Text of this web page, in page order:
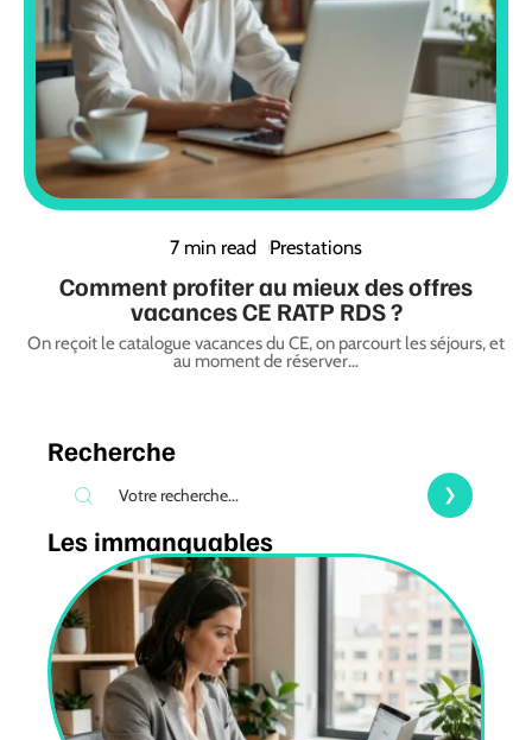
7 min read Prestations
Comment profiter au mieux des offres
vacances CE RATP RDS ?
On reçoit le catalogue vacances du CE, on parcourt les séjours, et
au moment de réserver…
Recherche
Les immanquables